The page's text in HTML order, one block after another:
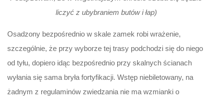
liczyć z ubybraniem butów i łap)
Osadzony bezpośrednio w skale zamek robi wrażenie,
szczególnie, że przy wyborze tej trasy podchodzi się do niego
od tyłu, dopiero idąc bezpośrednio przy skalnych ścianach
wyłania się sama bryła fortyfikacji. Wstęp niebiletowany, na
żadnym z regulaminów zwiedzania nie ma wzmianki o